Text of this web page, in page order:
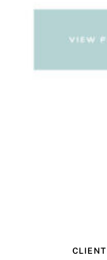
CLIENT